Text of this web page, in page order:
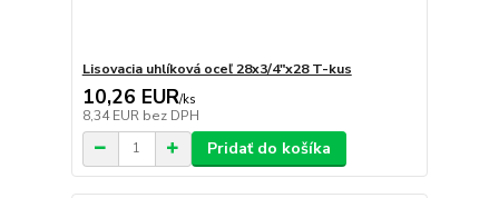
Lisovacia uhlíková oceľ 28x3/4"x28 T-kus
10,26 EUR/ks
8,34 EUR bez DPH
Pridať do košíka